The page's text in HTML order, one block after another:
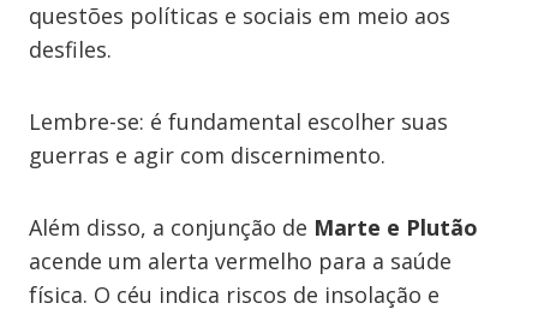
questões políticas e sociais em meio aos
desfiles.
Lembre-se: é fundamental escolher suas
guerras e agir com discernimento.
Além disso, a conjunção de Marte e Plutão
acende um alerta vermelho para a saúde
física. O céu indica riscos de insolação e